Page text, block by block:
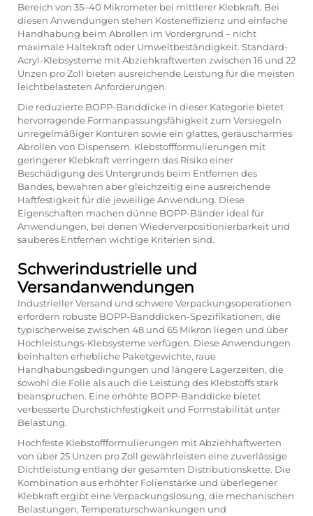
Bereich von 35–40 Mikrometer bei mittlerer Klebkraft. Bei
diesen Anwendungen stehen Kosteneffizienz und einfache
Handhabung beim Abrollen im Vordergrund – nicht
maximale Haltekraft oder Umweltbeständigkeit. Standard-
Acryl-Klebsysteme mit Abziehkraftwerten zwischen 16 und 22
Unzen pro Zoll bieten ausreichende Leistung für die meisten
leichtbelasteten Anforderungen.
Die reduzierte BOPP-Banddicke in dieser Kategorie bietet
hervorragende Formanpassungsfähigkeit zum Versiegeln
unregelmäßiger Konturen sowie ein glattes, geräuscharmes
Abrollen von Dispensern. Klebstoffformulierungen mit
geringerer Klebkraft verringern das Risiko einer
Beschädigung des Untergrunds beim Entfernen des
Bandes, bewahren aber gleichzeitig eine ausreichende
Haftfestigkeit für die jeweilige Anwendung. Diese
Eigenschaften machen dünne BOPP-Bänder ideal für
Anwendungen, bei denen Wiederverpositionierbarkeit und
sauberes Entfernen wichtige Kriterien sind.
Schwerindustrielle und
Versandanwendungen
Industrieller Versand und schwere Verpackungsoperationen
erfordern robuste BOPP-Banddicken-Spezifikationen, die
typischerweise zwischen 48 und 65 Mikron liegen und über
Hochleistungs-Klebsysteme verfügen. Diese Anwendungen
beinhalten erhebliche Paketgewichte, raue
Handhabungsbedingungen und längere Lagerzeiten, die
sowohl die Folie als auch die Leistung des Klebstoffs stark
beanspruchen. Eine erhöhte BOPP-Banddicke bietet
verbesserte Durchstichfestigkeit und Formstabilität unter
Belastung.
Hochfeste Klebstoffformulierungen mit Abziehhaftwerten
von über 25 Unzen pro Zoll gewährleisten eine zuverlässige
Dichtleistung entlang der gesamten Distributionskette. Die
Kombination aus erhöhter Folienstärke und überlegener
Klebkraft ergibt eine Verpackungslösung, die mechanischen
Belastungen, Temperaturschwankungen und